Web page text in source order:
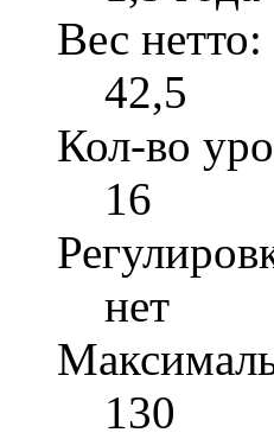
Вес нетто:
42,5
Кол-во
16
нет
130